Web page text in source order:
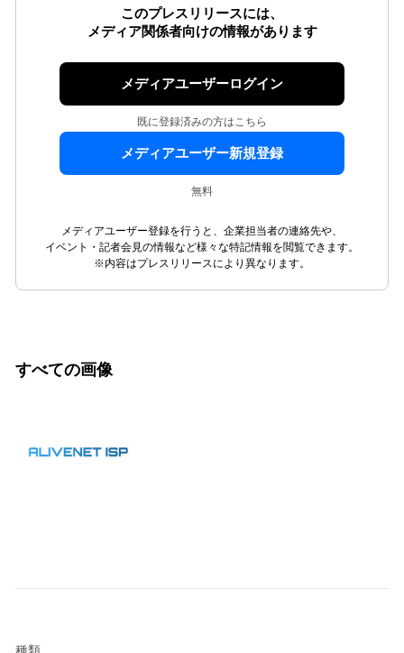
このプレスリリースには、
メディア関係者向けの情報があります
メディアユーザーログイン
既に登録済みの方はこちら
メディアユーザー新規登録
無料
メディアユーザー登録を行うと、企業担当者の連絡先や、
イベント・記者会見の情報など様々な特記情報を閲覧できます。
※内容はプレスリリースにより異なります。
すべての画像